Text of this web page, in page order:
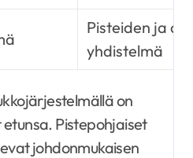
Pisteiden ja
yhdistelmä
on
Pistepohjaiset
johdonmukaisen